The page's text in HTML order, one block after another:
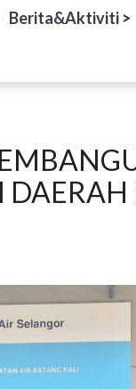
Berita&Aktiviti >